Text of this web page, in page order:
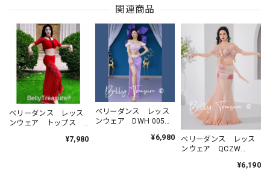
関連商品
ベリーダンス レッス
ンウェア トップス
¥7,980
ベリーダンス レッス
ンウェア DWH 005
¥6,980
ベリーダンス レッス
ンウェア QCZW
¥6,190